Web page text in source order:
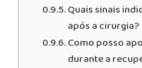
Quais sinais
após a cirurgia?
Como posso
durante a